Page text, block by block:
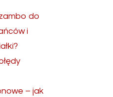
do
i
– jak